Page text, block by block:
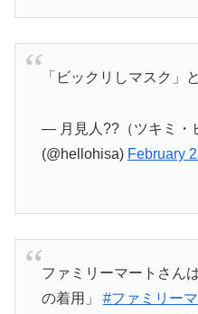
「ビックリしマスク」
— 月見人??（ツキミ・
(@hellohisa) February
ファミリーマートさん
の着用」 #ファミリー